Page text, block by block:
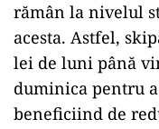
rămân la nivelul
acesta. Astfel,
lei de luni până
duminica pentru
beneficiind de